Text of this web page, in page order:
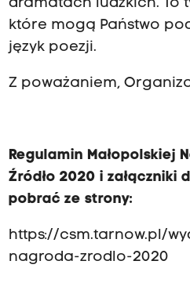
dramatach ludzkich. To
które mogą Państwo
język poezji.
Z poważaniem,
Regulamin Małopolskiej
Źródło 2020 i załączniki
pobrać ze strony:
https://csm.tarnow.pl/
nagroda-zrodlo-2020